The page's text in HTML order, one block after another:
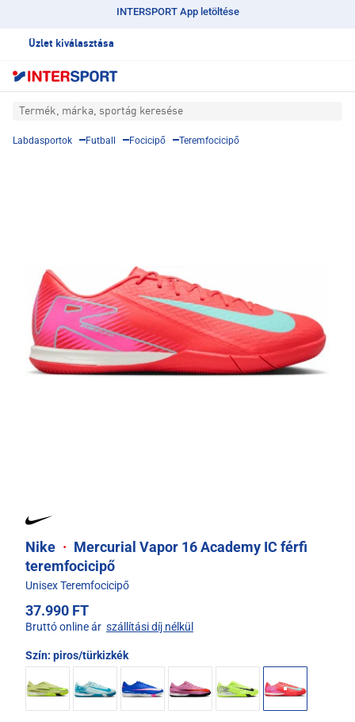
INTERSPORT App letöltése
Üzlet kiválasztása
Termék, márka, sportág keresése
Labdasportok Futball Focicipő Teremfocicipő
Nike · Mercurial Vapor 16 Academy IC férfi
teremfocicipő
Unisex Teremfocicipő
37.990 FT
Bruttó online ár szállítási díj nélkül
Szín: piros/türkizkék